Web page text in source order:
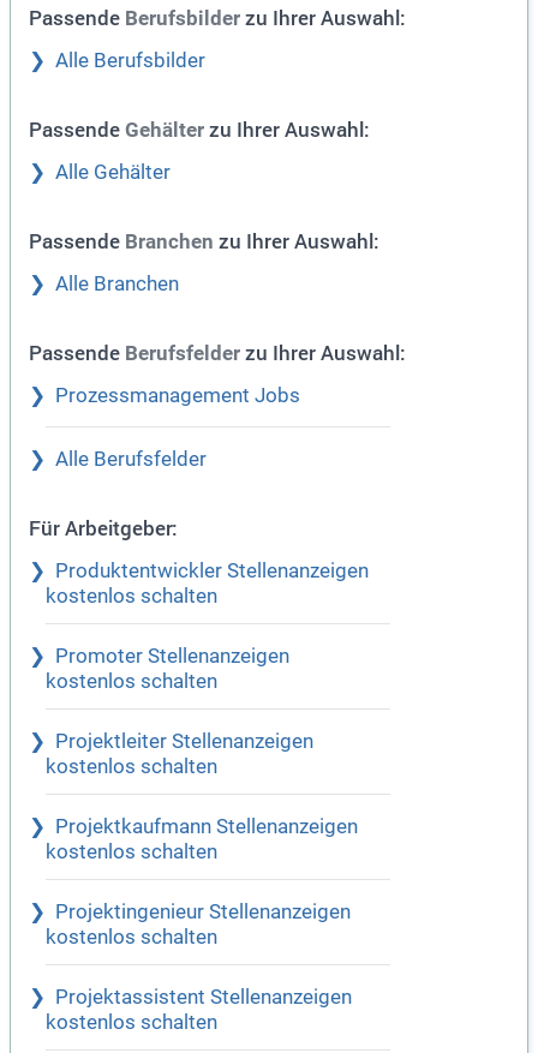
Passende Berufsbilder zu Ihrer Auswahl:
Alle Berufsbilder
Passende Gehälter zu Ihrer Auswahl:
Alle Gehälter
Passende Branchen zu Ihrer Auswahl:
Alle Branchen
Passende Berufsfelder zu Ihrer Auswahl:
Prozessmanagement Jobs
Alle Berufsfelder
Für Arbeitgeber:
Produktentwickler Stellenanzeigen
kostenlos schalten
Promoter Stellenanzeigen
kostenlos schalten
Projektleiter Stellenanzeigen
kostenlos schalten
Projektkaufmann Stellenanzeigen
kostenlos schalten
Projektingenieur Stellenanzeigen
kostenlos schalten
Projektassistent Stellenanzeigen
kostenlos schalten